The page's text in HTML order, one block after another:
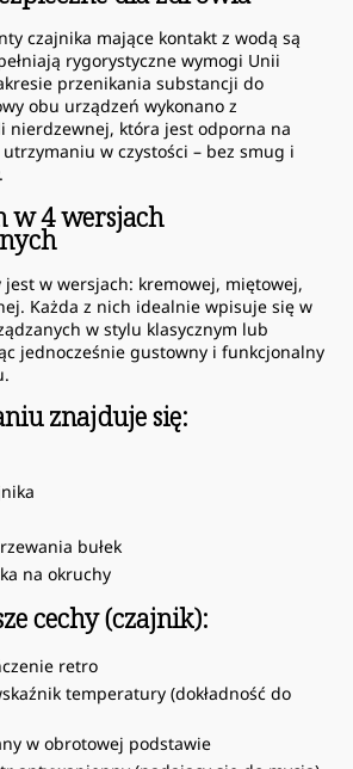
czajnika mające kontakt z wodą są
rygorystyczne wymogi Unii
przenikania substancji do
obu urządzeń wykonano z
nierdzewnej, która jest odporna na
utrzymaniu w czystości – bez smug i
w 4 wersjach
jest w wersjach: kremowej, miętowej,
Każda z nich idealnie wpisuje się w
w stylu klasycznym lub
jednocześnie gustowny i funkcjonalny
znajduje się:
bułek
na okruchy
cechy (czajnik):
retro
temperatury (dokładność do
w obrotowej podstawie